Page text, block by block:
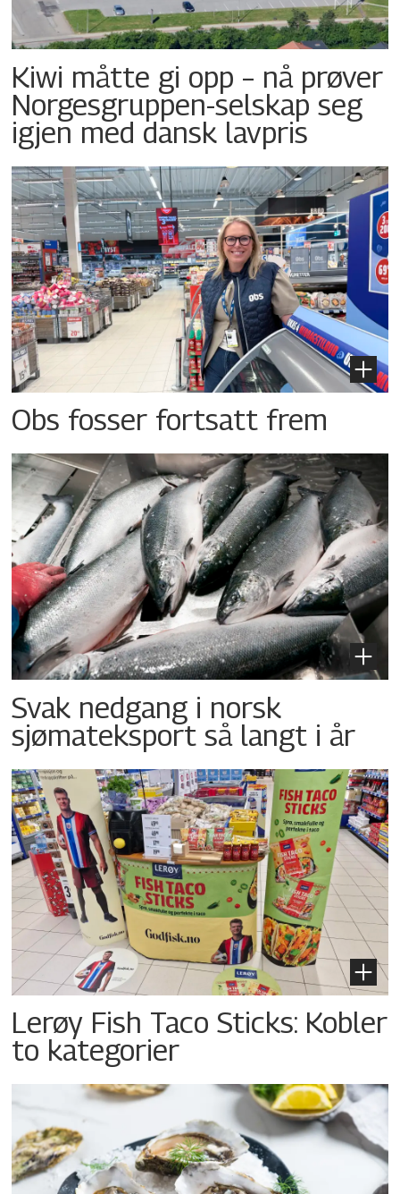
Kiwi måtte gi opp – nå prøver
Norgesgruppen-selskap seg
igjen med dansk lavpris
Obs fosser fortsatt frem
Svak nedgang i norsk
sjømateksport så langt i år
Lerøy Fish Taco Sticks: Kobler
to kategorier